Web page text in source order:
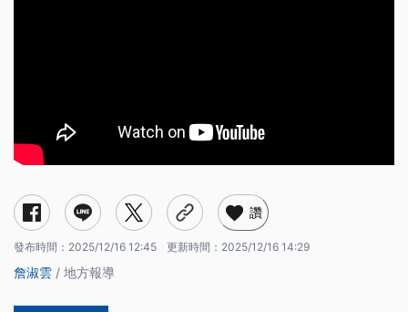
讚
發布時間： 2025/12/16 12:45 更新時間： 2025/12/16 14:29
詹淑雲 / 地方報導